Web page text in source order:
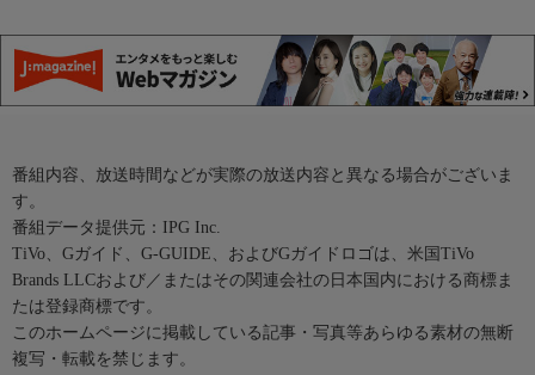
番組内容、放送時間などが実際の放送内容と異なる場合がございま
す。
番組データ提供元：IPG Inc.
TiVo、Gガイド、G-GUIDE、およびGガイドロゴは、米国TiVo
Brands LLCおよび／またはその関連会社の日本国内における商標ま
たは登録商標です。
このホームページに掲載している記事・写真等あらゆる素材の無断
複写・転載を禁じます。